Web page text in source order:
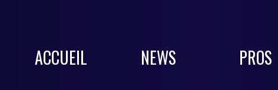
ACCUEIL NEWS PROS